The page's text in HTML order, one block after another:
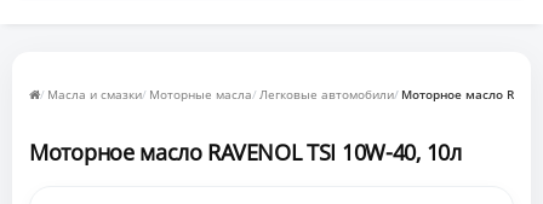
Масла и смазки Моторные масла Легковые автомобили Моторное масло
Моторное масло RAVENOL TSI 10W-40, 10л